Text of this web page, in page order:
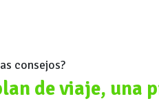
consejos?
de viaje, una